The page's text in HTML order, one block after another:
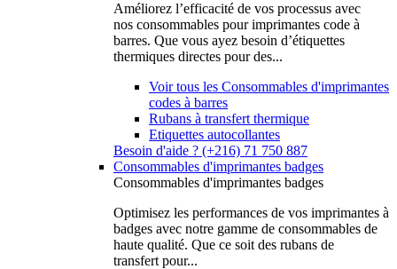
Améliorez l’efficacité de vos processus avec
nos consommables pour imprimantes code à
barres. Que vous ayez besoin d’étiquettes
thermiques directes pour des...
Voir tous les Consommables d'imprimantes
codes à barres
Rubans à transfert thermique
Etiquettes autocollantes
Besoin d'aide ? (+216) 71 750 887
Consommables d'imprimantes badges
Consommables d'imprimantes badges
Optimisez les performances de vos imprimantes à
badges avec notre gamme de consommables de
haute qualité. Que ce soit des rubans de
transfert pour...